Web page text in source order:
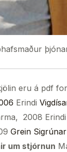
eru á pdf
Erindi
2008 Erindi
Grein
um stjórnun